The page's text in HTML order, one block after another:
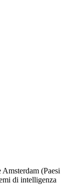
(Paesi
di intelligenza